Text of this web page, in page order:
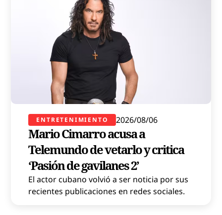
ENTRETENIMIENTO 2026/08/06
Mario Cimarro acusa a
Telemundo de vetarlo y critica
‘Pasión de gavilanes 2’
El actor cubano volvió a ser noticia por sus
recientes publicaciones en redes sociales.